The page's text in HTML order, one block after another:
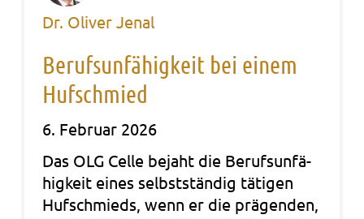
Dr. Oliver Jenal
Berufsunfähigkeit bei einem
Hufschmied
6. Februar 2026
Das OLG Celle bejaht die Berufs­un­fä­
hig­keit eines selbst­stän­dig täti­gen
Huf­schmieds, wenn er die prä­gen­den,